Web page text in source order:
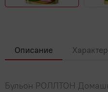
Описание
Бульон РОЛЛТОН